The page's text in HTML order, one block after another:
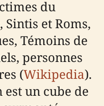
du
et Roms,
Témoins de
personnes
(Wikipedia).
un cube de